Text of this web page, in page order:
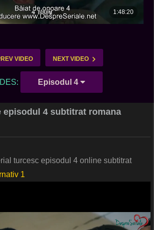
VIDEO NEXT VIDEO
Episodul 4
episodul 4 subtitrat romana
turcesc episodul 4 online subtitrat
1